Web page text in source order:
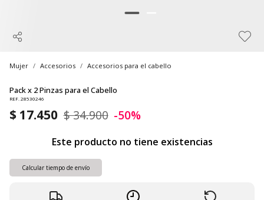
Mujer Accesorios Accesorios para el cabello
Pack x 2 Pinzas para el Cabello
REF. 28530246
$ 17.450 $ 34.900 -50%
Este producto no tiene existencias
Calcular tiempo de envío